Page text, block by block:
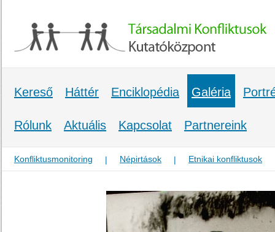
Kereső Háttér Enciklopédia Galéria
Rólunk Aktuális Kapcsolat Partnereink
Konfliktusmonitoring | Népirtások | Etnikai konfliktusok